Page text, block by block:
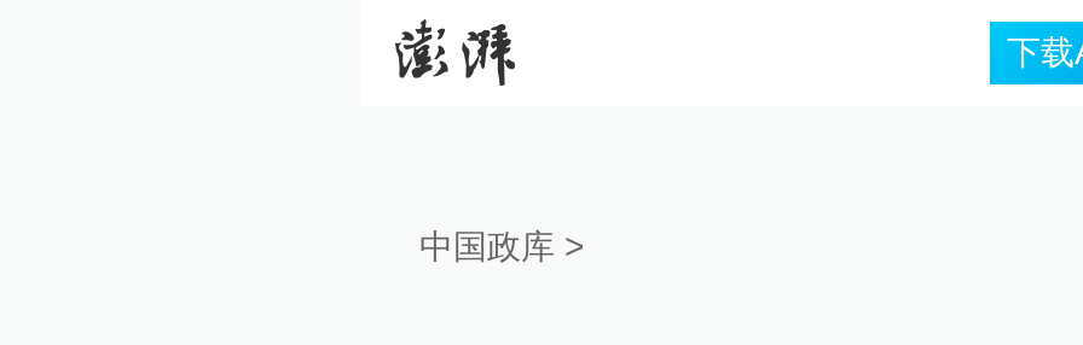
下载
中国政库 >